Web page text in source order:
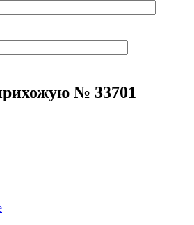
№ 33701